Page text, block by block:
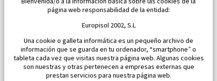
Dormitorios:1 Área:37 M2
112 000 €
página web responsabilidad de la entidad:
Europisol 2002, S.L
Una cookie o galleta informática es un pequeño archivo de
información que se guarda en tu ordenador, “smartphone” o
tableta cada vez que visitas nuestra página web. Algunas cookies
son nuestras y otras pertenecen a empresas externas que
prestan servicios para nuestra página web.